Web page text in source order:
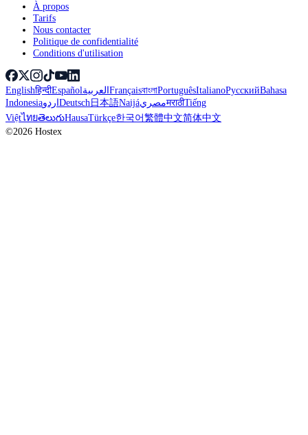
À propos
Tarifs
Nous contacter
Politique de confidentialité
Conditions d'utilisation
Englishहिन्दीEspañolالعربيةFrançaisবাংলাPortuguêsItalianoРусскийBahasa
IndonesiaاردوDeutsch日本語NaijáمصريमराठीTiếng
ViệtไทยతెలుగుHausaTürkçe한국어繁體中文简体中文
©2026 Hostex